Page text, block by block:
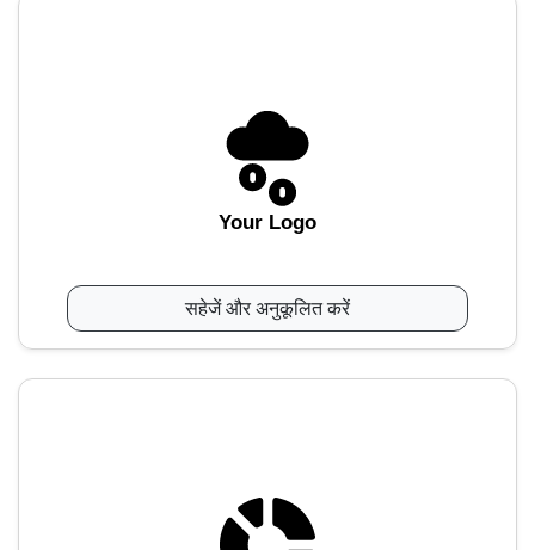
Your Logo
सहेजें और अनुकूलित करें